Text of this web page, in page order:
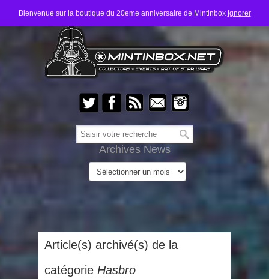
Bienvenue sur la boutique du 20eme anniversaire de Mintinbox Ignorer
Archives News
Article(s) archivé(s) de la
catégorie Hasbro